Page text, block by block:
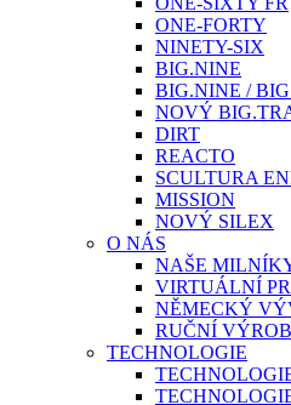
ONE-FORTY
NINETY-SIX
BIG.NINE
BIG.NINE /
NOVÝ
DIRT
REACTO
SCULTURA
MISSION
NOVÝ SILEX
O NÁS
NAŠE
VIRTUÁLNÍ
NĚMECKÝ
RUČNÍ
TECHNOLOGIE